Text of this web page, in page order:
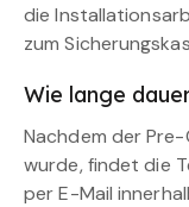
die
zum
Wie lange
Nachdem der
wurde, findet die
per E-Mail